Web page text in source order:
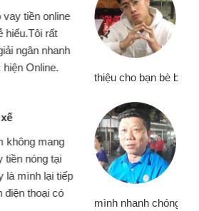
Mình cần tiền gấp nên định cầm cố
xe wave nhưng thật may đã có
vay tiền bằng CMND online không
gặp mặt nên rất tiện lợi, sẽ giới
Văn Lực - Tạp hóa
Tôi kinh doanh buôn bán nhỏ lẻ
lúc cần vốn nhập hàng, nhờ biết
website qua bạn bè giới thiệu tôi
giải quyết được công việc của